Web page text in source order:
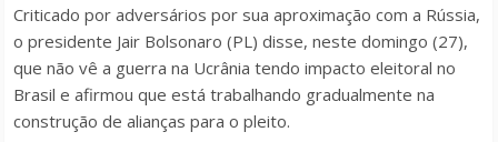
Criticado por adversários por sua aproximação com a Rússia,
o presidente Jair Bolsonaro (PL) disse, neste domingo (27),
que não vê a guerra na Ucrânia tendo impacto eleitoral no
Brasil e afirmou que está trabalhando gradualmente na
construção de alianças para o pleito.